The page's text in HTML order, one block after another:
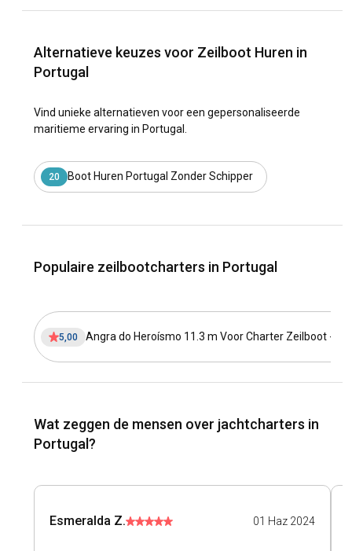
Alternatieve keuzes voor Zeilboot Huren in
Portugal
Vind unieke alternatieven voor een gepersonaliseerde
maritieme ervaring in Portugal.
20 Boot Huren Portugal Zonder Schipper
Populaire zeilbootcharters in Portugal
5,00 Angra do Heroísmo 11.3 m Voor Charter Zeilboot -
Wat zeggen de mensen over jachtcharters in
Portugal?
Esmeralda Z. 01 Haz 2024